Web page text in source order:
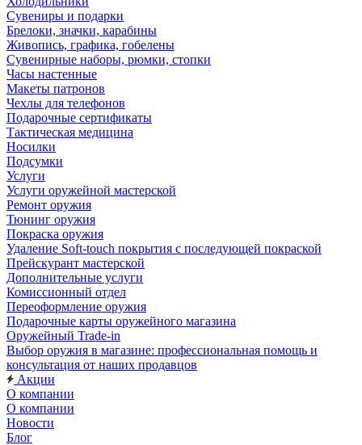
Сувениры и подарки
Брелоки, значки, карабины
Живопись, графика, гобелены
Сувенирные наборы, рюмки, стопки
Часы настенные
Макеты патронов
Чехлы для телефонов
Подарочные сертификаты
Тактическая медицина
Носилки
Подсумки
Услуги
Услуги оружейной мастерской
Ремонт оружия
Тюнинг оружия
Покраска оружия
Удаление Soft-touch покрытия с последующей покраской
Прейскурант мастерской
Дополнительные услуги
Комиссионный отдел
Переоформление оружия
Подарочные карты оружейного магазина
Оружейный Trade-in
Выбор оружия в магазине: профессиональная помощь и
консультация от наших продавцов
Акции
О компании
О компании
Новости
Блог